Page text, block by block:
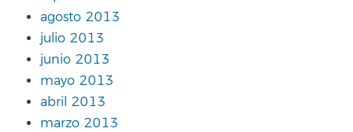
agosto 2013
julio 2013
junio 2013
mayo 2013
abril 2013
marzo 2013